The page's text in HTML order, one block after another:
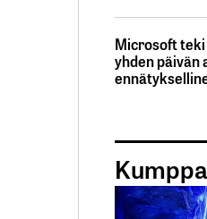
Microsoft
yhden päivän